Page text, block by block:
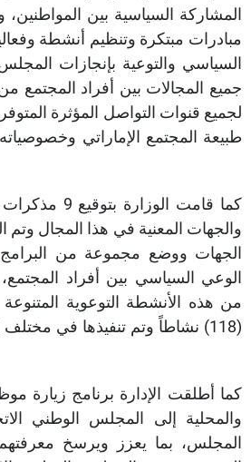
المشاركة السياسية بين
مبادرات مبتكرة وتنظيم أنشطة
السياسي والتوعية بإنجازات
جميع المجالات بين أفراد المجتمع
لجميع قنوات التواصل المؤثرة
طبيعة المجتمع الإماراتي
كما قامت
والجهات المعنية في هذا المجال وتم
الجهات ووضع مجموعة من
الوعي السياسي بين أفراد
من هذه الأنشطة التوعوية
(118) نشاطاً وتم تنفيذها في
كما أطلقت الإدارة برنامج زيارة
والمحلية إلى المجلس الوطني
المجلس، بما يعزز ويرسخ معرفتهم